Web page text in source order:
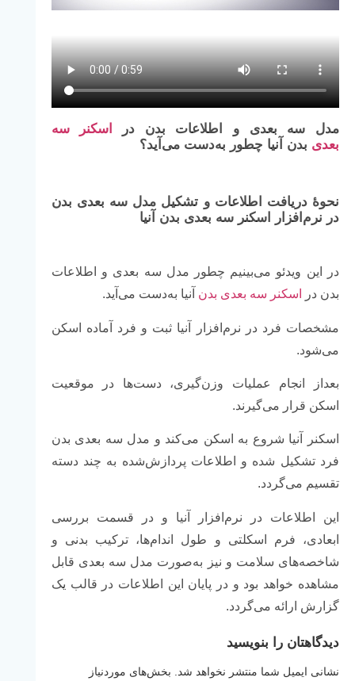
مدل سه بعدی و اطلاعات بدن در
اسکنر سه
بعدی بدن آنیا چطور به‌دست می‌آید؟
نحوۀ دریافت اطلاعات و تشکیل مدل سه بعدی بدن
در نرم‌افزار اسکنر سه بعدی بدن آنیا
در این ویدئو می‌بینیم چطور مدل سه بعدی و اطلاعات
بدن در
اسکنر سه بعدی بدن آنیا به‌دست می‌آید.
مشخصات فرد در نرم‌افزار آنیا ثبت و فرد آماده اسکن
می‌شود.
بعداز انجام عملیات وزن‌گیری، دست‌ها در موقعیت
اسکن قرار می‌گیرند.
اسکنر آنیا شروع به اسکن می‌کند و مدل سه بعدی بدن
فرد تشکیل شده و اطلاعات پردازش‌شده به چند دسته
تقسیم می‌گردد.
این اطلاعات در نرم‌افزار آنیا و در قسمت بررسی
ابعادی، فرم اسکلتی و طول اندام‌ها، ترکیب بدنی و
شاخصه‌های سلامت و نیز به‌صورت مدل سه بعدی قابل
مشاهده خواهد بود و در پایان این اطلاعات در قالب یک
گزارش ارائه می‌گردد.
دیدگاهتان را بنویسید
نشانی ایمیل شما منتشر نخواهد شد.
بخش‌های موردنیاز